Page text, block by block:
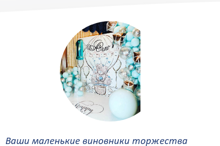
Ваши маленькие виновники торжества